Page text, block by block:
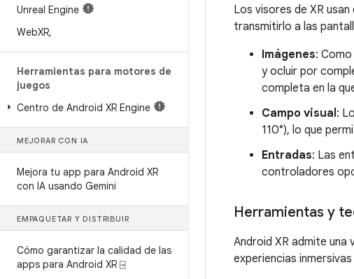
Unreal Engine
WebXR,
Herramientas para motores de
juegos
Centro de Android XR Engine
MEJORAR CON IA
Mejora tu app para Android XR
con IA usando Gemini
EMPAQUETAR Y DISTRIBUIR
Cómo garantizar la calidad de las
apps para Android XR ⍈
Los visores de XR
transmitirlo a las
Imágenes:
y ocluir por
completa en la
Campo visual:
110°), lo que
Entradas: Las
controladores
Herramientas y
Android XR admite
experiencias